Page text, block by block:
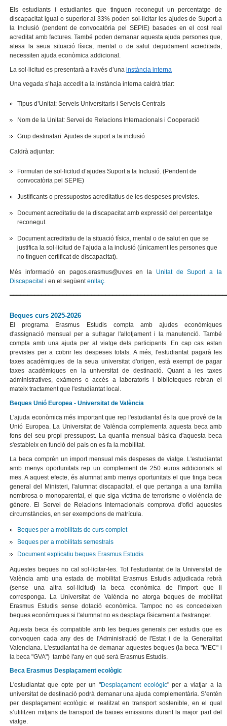
Els estudiants i estudiantes que tinguen reconegut un percentatge de
discapacitat igual o superior al 33% poden sol·licitar les ajudes de Suport a
la Inclusió (pendent de convocatòria pel SEPIE) basades en el cost real
acreditat amb factures. També poden demanar aquesta ajuda persones que,
atesa la seua situació física, mental o de salut degudament acreditada,
necessiten ajuda econòmica addicional.
La sol·licitud es presentarà a través d’unainstància interna
Una vegada s’haja accedit a la instància interna caldrà triar:
Tipus d’Unitat: Serveis Universitaris i Serveis Centrals
Nom de la Unitat: Servei de Relacions Internacionals i Cooperació
Grup destinatari: Ajudes de suport a la inclusió
Caldrà adjuntar:
Formulari de sol·licitud d’ajudes Suport a la Inclusió. (Pendent de
convocatòria pel SEPIE)
Justificants o pressupostos acreditatius de les despeses previstes.
Document acreditatiu de la discapacitat amb expressió del percentatge
reconegut.
Document acreditatiu de la situació física, mental o de salut en que se
justifica la sol·licitud de l’ajuda a la inclusió (únicament les persones que
no tinguen certificat de discapacitat).
Més informació en pagos.erasmus@uv.es en la Unitat de Suport a la
Discapacitati en el següentenllaç.
Beques curs 2025-2026
El programa Erasmus Estudis compta amb ajudes econòmiques
d'assignació mensual per a sufragar l'allotjament i la manutenció. També
compta amb una ajuda per al viatge dels participants. En cap cas estan
previstes per a cobrir les despeses totals. A més, l'estudiantat pagarà les
taxes acadèmiques de la seua universitat d'origen, està exempt de pagar
taxes acadèmiques en la universitat de destinació. Quant a les taxes
administratives, exàmens o accés a laboratoris i biblioteques rebran el
mateix tractament que l'estudiantat local.
Beques Unió Europea - Universitat de València
L'ajuda econòmica més important que rep l'estudiantat és la que prové de la
Unió Europea. La Universitat de València complementa aquesta beca amb
fons del seu propi pressupost. La quantia mensual bàsica d'aquesta beca
s'estableix en funció del país on es fa la mobilitat.
La beca comprén un import mensual més despeses de viatge. L'estudiantat
amb menys oportunitats rep un complement de 250 euros addicionals al
mes. A aquest efecte, és alumnat amb menys oportunitats el que tinga beca
general del Ministeri, l'alumnat discapacitat, el que pertanga a una família
nombrosa o monoparental, el que siga víctima de terrorisme o violència de
gènere. El Servei de Relacions Internacionals comprova d'ofici aquestes
circumstàncies, en ser exempcions de matrícula.
Beques per a mobilitats de curs complet
Beques per a mobilitats semestrals
Document explicatiu beques Erasmus Estudis
Aquestes beques no cal sol·licitar-les. Tot l'estudiantat de la Universitat de
València amb una estada de mobilitat Erasmus Estudis adjudicada rebrà
(sense una altra sol·licitud) la beca econòmica de l'import que li
corresponga. La Universitat de València no atorga beques de mobilitat
Erasmus Estudis sense dotació econòmica. Tampoc no es concedeixen
beques econòmiques si l'alumnat no es desplaça físicament a l'estranger.
Aquesta beca és compatible amb les beques generals per estudis que es
convoquen cada any des de l'Administració de l'Estat i de la Generalitat
Valenciana. L'estudiantat ha de demanar aquestes beques (la beca "MEC" i
la beca "GVA") també l'any en què serà Erasmus Estudis.
Beca Erasmus Desplaçament ecològic
L'estudiantat que opte per un "Desplaçament ecològic" per a viatjar a la
universitat de destinació podrà demanar una ajuda complementària. S’entén
per desplaçament ecològic el realitzat en transport sostenible, en el qual
s’utilitzen mitjans de transport de baixes emissions durant la major part del
viatge.